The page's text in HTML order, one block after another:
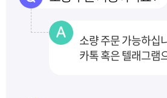
소량 주문 가능하십
카톡 혹은 텔래그램